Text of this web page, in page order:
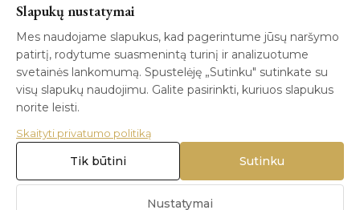
GIA
Certified
ISO 9001
100%
Authentic
© 2026 Blizga.lt. Visos teisės saugomos. |Privatumo politika|
Naudojimo sąlygos
Slapukų nustatymai
Mes naudojame slapukus, kad pagerintume jūsų naršymo
patirtį, rodytume suasmenintą turinį ir analizuotume
svetainės lankomumą. Spustelėję „Sutinku" sutinkate su
visų slapukų naudojimu. Galite pasirinkti, kuriuos slapukus
norite leisti.
Skaityti privatumo politiką
Nustatymai
Tik būtini Sutinku